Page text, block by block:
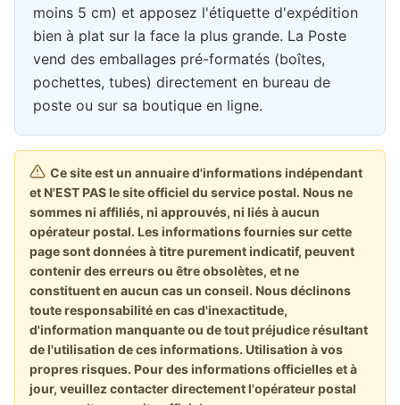
moins 5 cm) et apposez l'étiquette d'expédition
bien à plat sur la face la plus grande. La Poste
vend des emballages pré-formatés (boîtes,
pochettes, tubes) directement en bureau de
poste ou sur sa boutique en ligne.
Ce site est un annuaire d'informations indépendant
et N'EST PAS le site officiel du service postal. Nous ne
sommes ni affiliés, ni approuvés, ni liés à aucun
opérateur postal. Les informations fournies sur cette
page sont données à titre purement indicatif, peuvent
contenir des erreurs ou être obsolètes, et ne
constituent en aucun cas un conseil. Nous déclinons
toute responsabilité en cas d'inexactitude,
d'information manquante ou de tout préjudice résultant
de l'utilisation de ces informations. Utilisation à vos
propres risques. Pour des informations officielles et à
jour, veuillez contacter directement l'opérateur postal